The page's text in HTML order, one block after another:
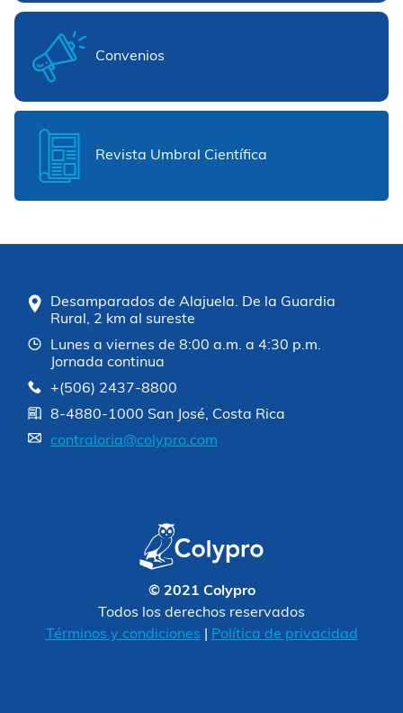
Convenios
Revista Umbral Científica
Desamparados de Alajuela. De la Guardia
Rural, 2 km al sureste
Lunes a viernes de 8:00 a.m. a 4:30 p.m.
Jornada continua
+(506) 2437-8800
8-4880-1000 San José, Costa Rica
contraloria@colypro.com
© 2021 Colypro
Todos los derechos reservados
Términos y condiciones
Política de privacidad